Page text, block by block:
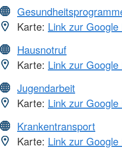
Karte: Link zur
Hausnotruf
Karte: Link zur
Jugendarbeit
Karte: Link zur
Krankentransport
Karte: Link zur